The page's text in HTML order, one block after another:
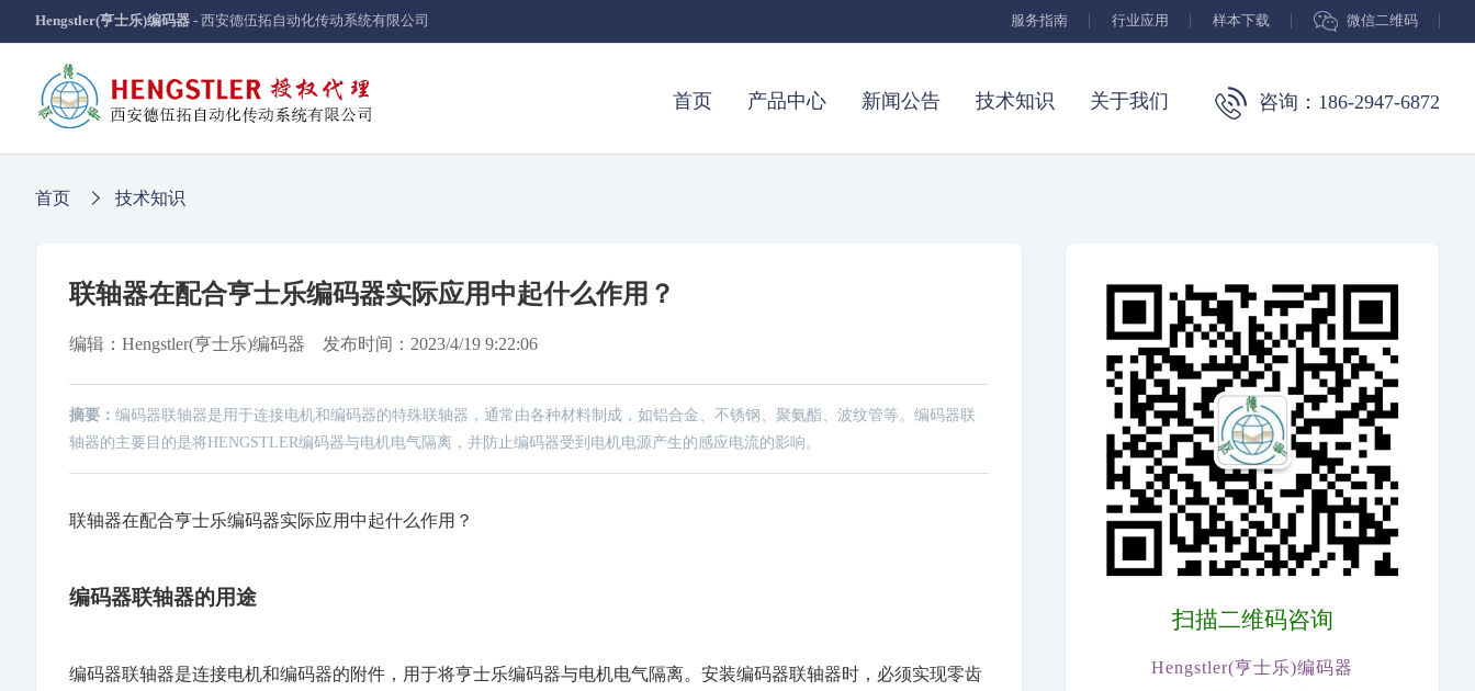
Hengstler(亨士乐)编码器 - 西安德伍拓自动化传动系统有限公司 服务指南 行业应用 样本下载 微信二维码
咨询：186-2947-6872
首页 产品中心 新闻公告 技术知识 关于我们
首页 技术知识
联轴器在配合亨士乐编码器实际应用中起什么作用？
编辑：Hengstler(亨士乐)编码器 发布时间：2023/4/19 9:22:06
摘要： 编码器联轴器是用于连接电机和编码器的特殊联轴器，通常由各种材料制成，如铝合金、不锈钢、聚氨酯、波纹管等。编码器联
轴器的主要目的是将HENGSTLER编码器与电机电气隔离，并防止编码器受到电机电源产生的感应电流的影响。
联轴器在配合亨士乐编码器实际应用中起什么作用？
编码器联轴器的用途
编码器联轴器是连接电机和编码器的附件，用于将亨士乐编码器与电机电气隔离。安装编码器联轴器时，必须实现零齿
扫描二维码咨询
Hengstler(亨士乐)编码器